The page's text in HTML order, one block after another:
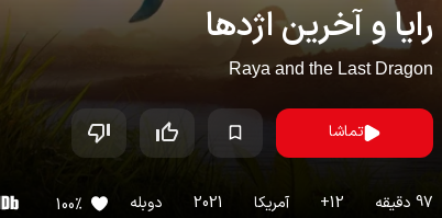
رایا و آخرین اژدها
Raya and the Last Dragon
تماشا
97 دقیقه 12
+ آمریکا 2021 دوبله 100%